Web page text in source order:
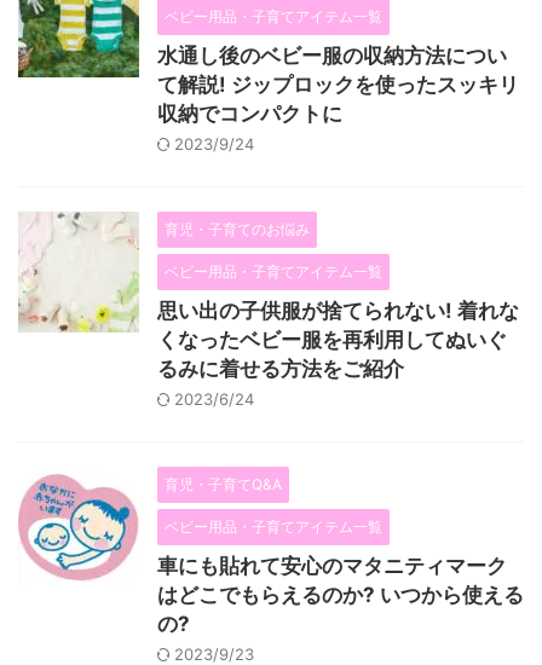
ベビー用品・子育てアイテム一覧
水通し後のベビー服の収納方法につい
て解説! ジップロックを使ったスッキリ
収納でコンパクトに
2023/9/24
育児・子育てのお悩み
ベビー用品・子育てアイテム一覧
思い出の子供服が捨てられない! 着れな
くなったベビー服を再利用してぬいぐ
るみに着せる方法をご紹介
2023/6/24
育児・子育てQ&A
ベビー用品・子育てアイテム一覧
車にも貼れて安心のマタニティマーク
はどこでもらえるのか? いつから使える
の?
2023/9/23